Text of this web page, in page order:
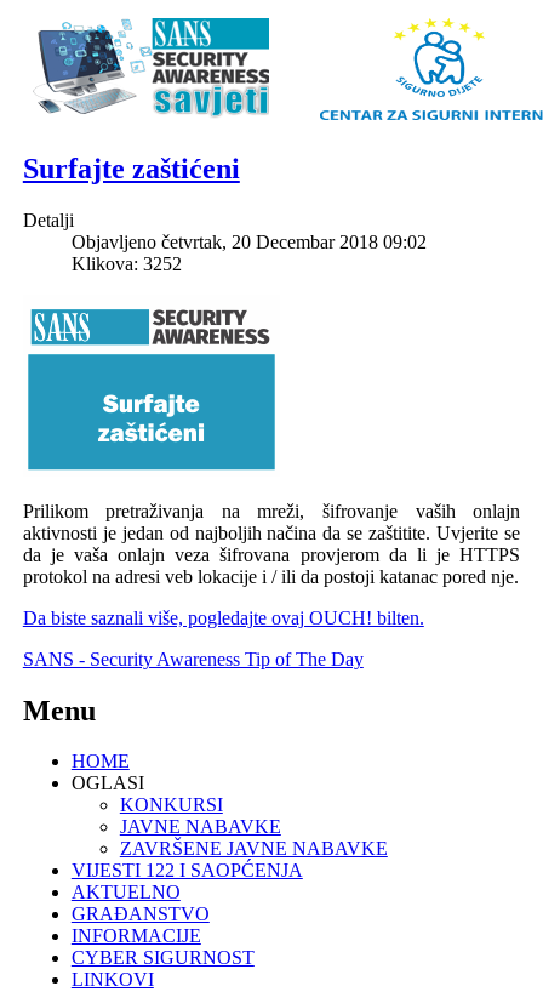
Surfajte zaštićeni
Detalji
Objavljeno četvrtak, 20 Decembar 2018 09:02
Klikova: 3252
Prilikom pretraživanja na mreži, šifrovanje vaših onlajn
aktivnosti je jedan od najboljih načina da se zaštitite. Uvjerite se
da je vaša onlajn veza šifrovana provjerom da li je HTTPS
protokol na adresi veb lokacije i / ili da postoji katanac pored nje.
Da biste saznali više, pogledajte ovaj OUCH! bilten.
SANS - Security Awareness Tip of The Day
Menu
HOME
OGLASI
KONKURSI
JAVNE NABAVKE
ZAVRŠENE JAVNE NABAVKE
VIJESTI 122 I SAOPĆENJA
AKTUELNO
GRAĐANSTVO
INFORMACIJE
CYBER SIGURNOST
LINKOVI